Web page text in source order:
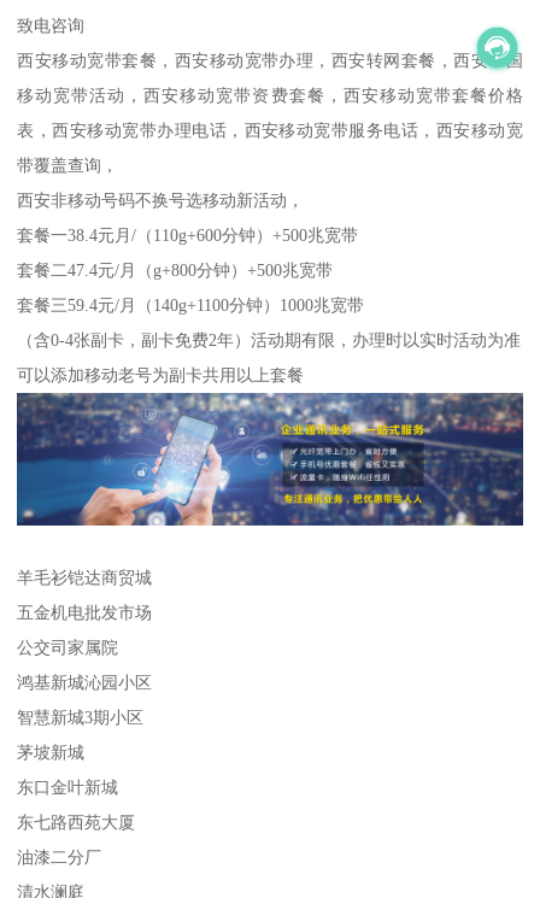
致电咨询
西安移动宽带套餐，西安移动宽带办理，西安转网套餐，西安中国
移动宽带活动，西安移动宽带资费套餐，西安移动宽带套餐价格
表，西安移动宽带办理电话，西安移动宽带服务电话，西安移动宽
带覆盖查询，
西安非移动号码不换号选移动新活动，
套餐一38.4元月/（110g+600分钟）+500兆宽带
套餐二47.4元/月（g+800分钟）+500兆宽带
套餐三59.4元/月（140g+1100分钟）1000兆宽带
（含0-4张副卡，副卡免费2年）活动期有限，办理时以实时活动为准
可以添加移动老号为副卡共用以上套餐
羊毛衫铠达商贸城
五金机电批发市场
公交司家属院
鸿基新城沁园小区
智慧新城3期小区
茅坡新城
东口金叶新城
东七路西苑大厦
油漆二分厂
清水澜庭